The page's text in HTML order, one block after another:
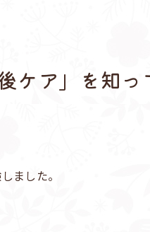
後ケア」を知
ました。